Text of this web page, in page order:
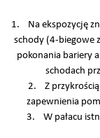
1. Na ekspozycję
schody (4-biegowe
pokonania bariery
schodach
2. Z przykrością
zapewnienia
3. W pałacu